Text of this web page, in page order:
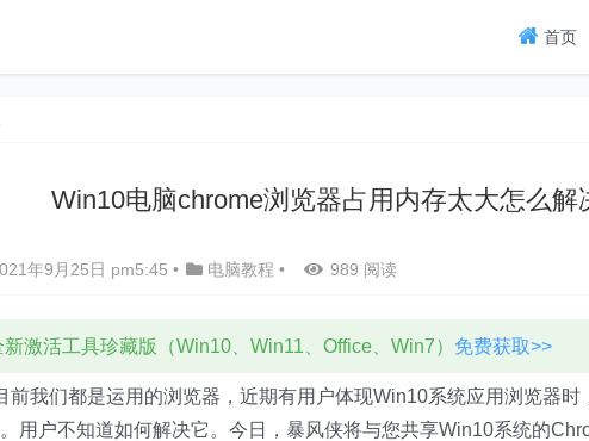
首页
Win10电脑chrome浏览器占用内存太大怎么解
年9月25日 pm5:45 • 电脑教程 • 989 阅读
激活工具珍藏版（Win10、Win11、Office、Win7） 免费获取>>
们都是运用的浏览器，近期有用户体现Win10系统应用浏览器时
用户不知道如何解决它。今日，暴风侠将与您共享Win10系统的